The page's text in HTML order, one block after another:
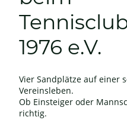
1976 e.V.
Vier Sandplätze auf einer
Vereinsleben.
Ob Einsteiger oder
richtig.